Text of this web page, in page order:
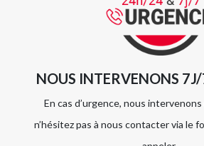
NOUS INTERVENONS
En cas d’urgence, nous intervenons
n’hésitez pas à nous contacter via le